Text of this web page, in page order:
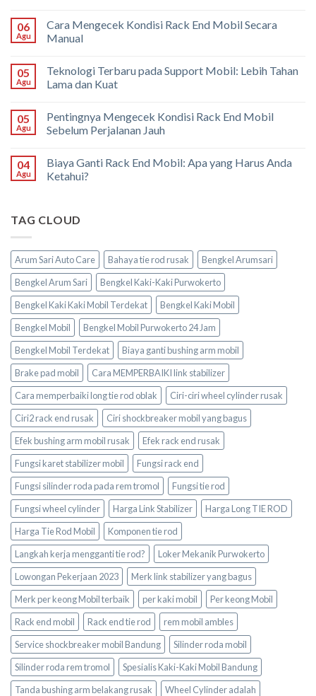
06
Agu
Cara Mengecek Kondisi Rack End Mobil Secara
Manual
05
Agu
Teknologi Terbaru pada Support Mobil: Lebih Tahan
Lama dan Kuat
05
Agu
Pentingnya Mengecek Kondisi Rack End Mobil
Sebelum Perjalanan Jauh
04
Agu
Biaya Ganti Rack End Mobil: Apa yang Harus Anda
Ketahui?
TAG CLOUD
Arum Sari Auto Care Bahaya tie rod rusak
Bengkel Arumsari
Bengkel Arum Sari
Bengkel Kaki-Kaki Purwokerto
Bengkel Kaki Kaki Mobil Terdekat
Bengkel Kaki Mobil
Bengkel Mobil
Bengkel Mobil Purwokerto 24 Jam
Bengkel Mobil Terdekat
Biaya ganti bushing arm mobil
Brake pad mobil
Cara MEMPERBAIKI link stabilizer
Cara memperbaiki long tie rod oblak
Ciri-ciri wheel cylinder rusak
Ciri2 rack end rusak
Ciri shockbreaker mobil yang bagus
Efek bushing arm mobil rusak
Efek rack end rusak
Fungsi karet stabilizer mobil
Fungsi rack end
Fungsi silinder roda pada rem tromol
Fungsi tie rod
Fungsi wheel cylinder
Harga Link Stabilizer
Harga Long TIE ROD
Harga Tie Rod Mobil
Komponen tie rod
Langkah kerja mengganti tie rod?
Loker Mekanik Purwokerto
Lowongan Pekerjaan 2023
Merk link stabilizer yang bagus
Merk per keong Mobil terbaik
per kaki mobil
Per keong Mobil
Rack end mobil
Rack end tie rod
rem mobil ambles
Service shockbreaker mobil Bandung
Silinder roda mobil
Silinder roda rem tromol
Spesialis Kaki-Kaki Mobil Bandung
Tanda bushing arm belakang rusak
Wheel Cylinder adalah